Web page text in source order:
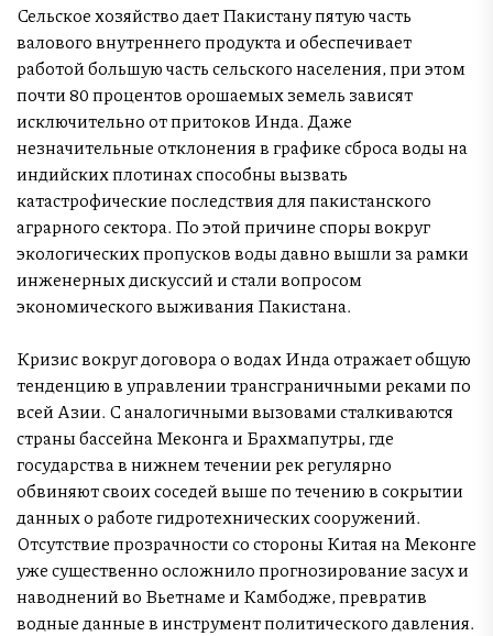
Сельское хозяйство дает Пакистану пятую часть
валового внутреннего продукта и обеспечивает
работой большую часть сельского населения, при этом
почти 80 процентов орошаемых земель зависят
исключительно от притоков Инда. Даже
незначительные отклонения в графике сброса воды на
индийских плотинах способны вызвать
катастрофические последствия для пакистанского
аграрного сектора. По этой причине споры вокруг
экологических пропусков воды давно вышли за рамки
инженерных дискуссий и стали вопросом
экономического выживания Пакистана.
Кризис вокруг договора о водах Инда отражает общую
тенденцию в управлении трансграничными реками по
всей Азии. С аналогичными вызовами сталкиваются
страны бассейна Меконга и Брахмапутры, где
государства в нижнем течении рек регулярно
обвиняют своих соседей выше по течению в сокрытии
данных о работе гидротехнических сооружений.
Отсутствие прозрачности со стороны Китая на Меконге
уже существенно осложнило прогнозирование засух и
наводнений во Вьетнаме и Камбодже, превратив
водные данные в инструмент политического давления.